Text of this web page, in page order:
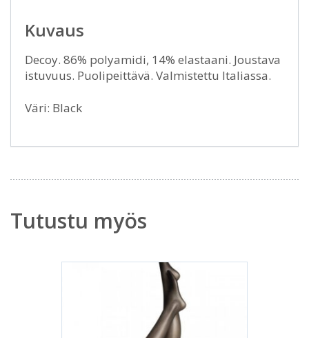
Kuvaus
Decoy. 86% polyamidi, 14% elastaani. Joustava
istuvuus. Puolipeittävä. Valmistettu Italiassa.
Väri: Black
Tutustu myös